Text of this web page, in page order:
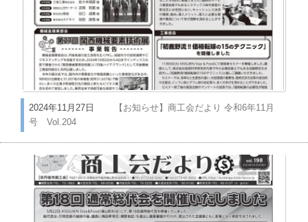
2024年11月27日
【お知らせ】商工会だより 令和6年11月
号 Vol.204